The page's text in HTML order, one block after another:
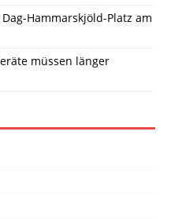
Hammarskjöld-Platz am
müssen länger